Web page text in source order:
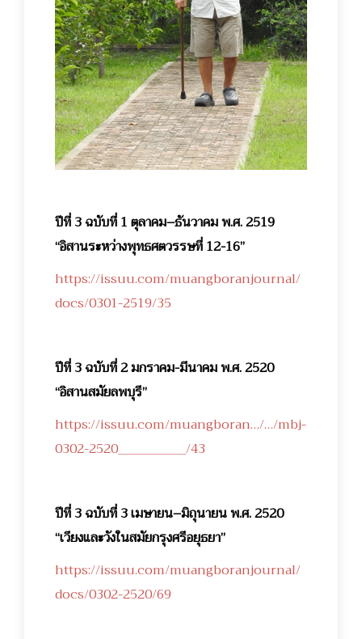
ปีที่ 3 ฉบับที่ 1 ตุลาคม–ธันวาคม พ.ศ. 2519
“อิสานระหว่างพุทธศตวรรษที่ 12-16”
https://issuu.com/muangboranjournal/
docs/0301-2519/35
ปีที่ 3 ฉบับที่ 2 มกราคม-มีนาคม พ.ศ. 2520
“อิสานสมัยลพบุรี”
https://issuu.com/muangboran…/…/mbj-
0302-2520____________/43
ปีที่ 3 ฉบับที่ 3 เมษายน–มิถุนายน พ.ศ. 2520
“เวียงและวังในสมัยกรุงศรีอยุธยา”
https://issuu.com/muangboranjournal/
docs/0302-2520/69